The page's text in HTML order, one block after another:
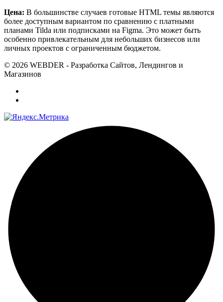
Цена: В большинстве случаев готовые HTML темы являются
более доступным вариантом по сравнению с платными
планами Tilda или подписками на Figma. Это может быть
особенно привлекательным для небольших бизнесов или
личных проектов с ограниченным бюджетом.
© 2026 WEBDER - Разработка Сайтов, Лендингов и
Магазинов